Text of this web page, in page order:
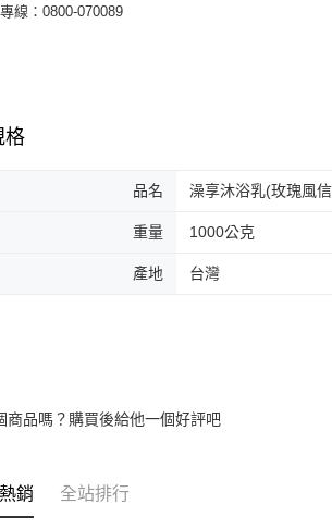
線：0800-070089
格
品名 澡享沐浴乳(玫瑰風
重量 1000公克
產地 台灣
商品嗎？購買後給他一個好評吧
銷 全站排行